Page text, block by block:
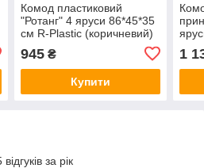
Комод пластиковий
"Ротанг" 4 яруси 86*45*35
см R-Plastic (коричневий)
945₴
Купити
1
за рік